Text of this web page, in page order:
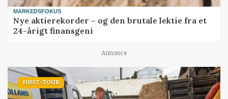
MARKEDSFOKUS
Nye aktierekorder – og den brutale lektie fra et
24-årigt finansgeni
Annonce
HØST-TOUR